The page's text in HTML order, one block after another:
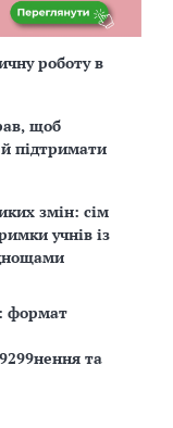
роботу в
щоб
підтримати
змін: сім
учнів із
формат
та